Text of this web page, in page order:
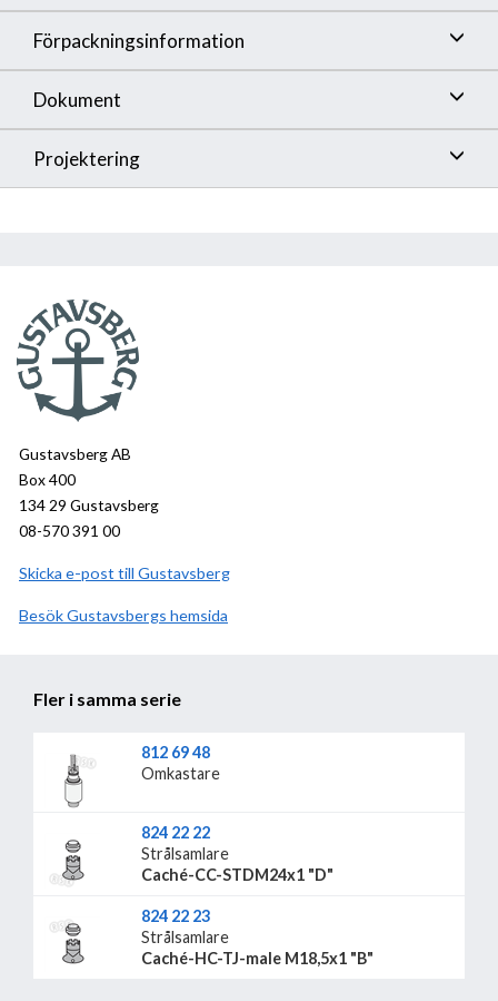
Förpackningsinformation
Dokument
Projektering
Gustavsberg AB
Box 400
134 29 Gustavsberg
08-570 391 00
Skicka e-post till Gustavsberg
BesökGustavsberg hemsida
Fler i samma serie
812 69 48
Omkastare
824 22 22
Strålsamlare
Caché-CC-STDM24x1 "D"
824 22 23
Strålsamlare
Caché-HC-TJ-male M18,5x1 "B"